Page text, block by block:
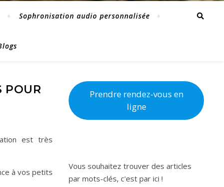
Sophronisation audio personnalisée
POUR
est très
à vos petits
Prendre rendez-vous en
ligne
Vous souhaitez trouver des articles
par mots-clés, c'est par ici !